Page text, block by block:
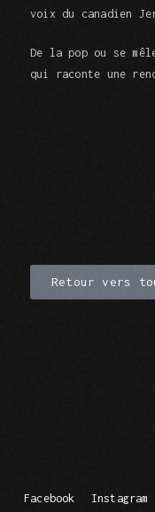
voix du canadien
De la pop ou se
qui raconte une
Retour vers
Facebook Instagram